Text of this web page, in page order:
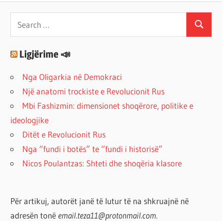
Search
Ligjërime 📣
Nga Oligarkia në Demokraci
Një anatomi trockiste e Revolucionit Rus
Mbi Fashizmin: dimensionet shoqërore, politike e
ideologjike
Ditët e Revolucionit Rus
Nga “fundi i botës” te “fundi i historisë”
Nicos Poulantzas: Shteti dhe shoqëria klasore
Për artikuj, autorët janë të lutur të na shkruajnë në
adresën tonë email.teza11@protonmail.com.